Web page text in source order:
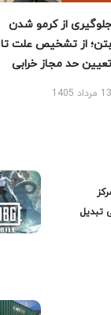
جلوگیری از کرمو شدن
بتن؛ از تشخیص علت تا
تعیین حد مجاز خرابی
13 مرداد 1405
تبدیل